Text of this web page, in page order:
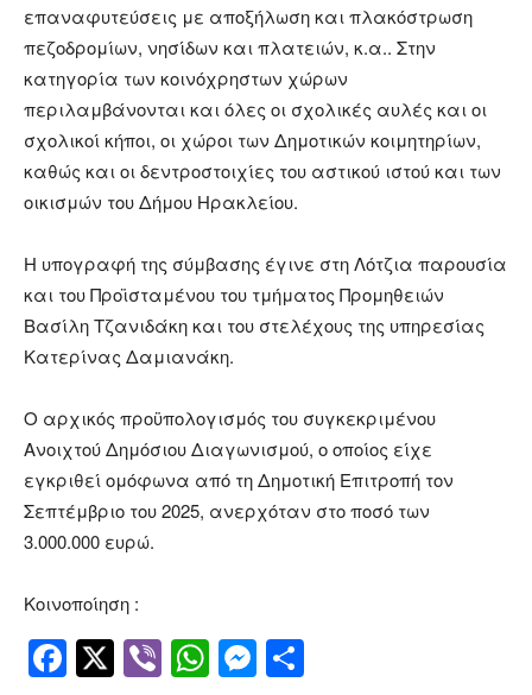
επαναφυτεύσεις με αποξήλωση και πλακόστρωση
πεζοδρομίων, νησίδων και πλατειών, κ.α.. Στην
κατηγορία των κοινόχρηστων χώρων
περιλαμβάνονται και όλες οι σχολικές αυλές και οι
σχολικοί κήποι, οι χώροι των Δημοτικών κοιμητηρίων,
καθώς και οι δεντροστοιχίες του αστικού ιστού και των
οικισμών του Δήμου Ηρακλείου.
Η υπογραφή της σύμβασης έγινε στη Λότζια παρουσία
και του Προϊσταμένου του τμήματος Προμηθειών
Βασίλη Τζανιδάκη και του στελέχους της υπηρεσίας
Κατερίνας Δαμιανάκη.
Ο αρχικός προϋπολογισμός του συγκεκριμένου
Ανοιχτού Δημόσιου Διαγωνισμού, ο οποίος είχε
εγκριθεί ομόφωνα από τη Δημοτική Επιτροπή τον
Σεπτέμβριο του 2025, ανερχόταν στο ποσό των
3.000.000 ευρώ.
Κοινοποίηση :
Facebook
Twitter
ViberWhatsApp
Messenger